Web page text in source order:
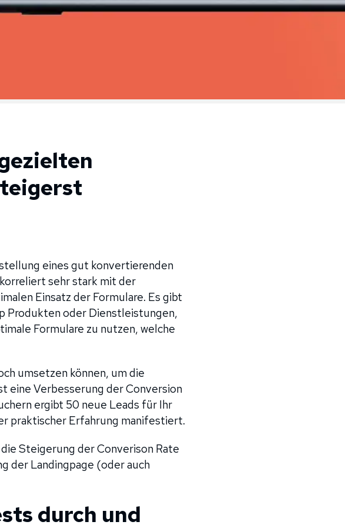
eines gut konvertierenden
sehr stark mit der
Einsatz der Formulare. Es gibt
Produkten oder Dienstleistungen,
Formulare zu nutzen, welche
umsetzen können, um die
eine Verbesserung der Conversion
ergibt 50 neue Leads für Ihr
praktischer Erfahrung manifestiert.
Steigerung der Converison Rate
der Landingpage (oder auch
durch und